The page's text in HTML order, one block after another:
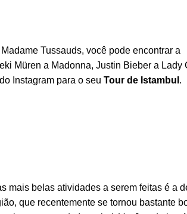
Tussauds, você pode encontrar a
Müren a Madonna, Justin Bieber a Lady
Instagram para o seu Tour de Istambul .
mais belas atividades a serem feitas é a
que recentemente se tornou bastante